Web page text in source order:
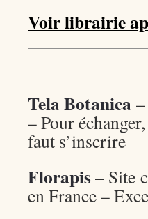
Voir librairie
Tela Botanica
– Pour
faut s’inscrire
Florapis– Site
en France –